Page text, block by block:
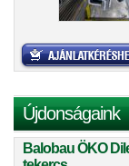
Újdonságaink
Balobau ÖKO